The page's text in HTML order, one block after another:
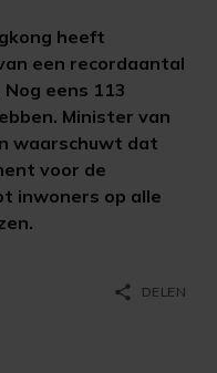
heeft
een recordaantal
eens 113
Minister van
waarschuwt dat
voor de
inwoners op alle
share DELEN